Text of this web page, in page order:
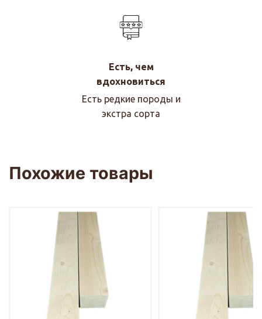
Есть, чем
вдохновиться
Есть редкие породы и
экстра сорта
Похожие товары